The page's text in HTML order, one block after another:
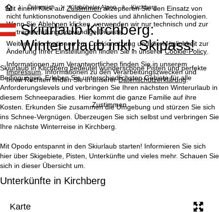
Mit einem Klick aufZustimmenakzeptieren Sie den Einsatz von
nicht funktionsnotwendigen Cookies und ähnlichen Technologien.
Wenn SieAblehnen klicken, verwenden wir nur technisch und zur
Vertragserfüllung notwendige Dienste.
Weitere Informationen zur Cookienutzung und die Möglichkeit zur
Änderung Ihrer Einstellungen finden Sie in unsererCookie-Policy.
Informationen zum Verantwortlichen finden Sie in unserem
Impressum. Informationen zu den Verarbeitungszwecken und
Ihren Rechten finden Sie in unsererDatenschutzerklärung.
Zustimmen
S
t
a
r
t
s
e
i
t
Österreich Kitzbüheler Alpen Kirchberg
Skiurlaub Kirchberg:
Winterurlaub inkl. Skipass!
Skiurlaub in Kirchberg bedeutet wunderschöne Pisten und perfekte
Bedingungen. Erleben Sie unterschiedlichsten Gebiete für alle
Anforderungslevels und verbringen Sie Ihren nächsten Winterurlaub in
diesem Schneeparadies. Hier kommt die ganze Familie auf ihre
Kosten. Erkunden Sie zusammen die Umgebung und stürzen Sie sich
ins Schnee-Vergnügen. Überzeugen Sie sich selbst und verbringen Sie
Ihre nächste Winterreise in Kirchberg.
Mit Opodo entspannt in den Skiurlaub starten! Informieren Sie sich
hier über Skigebiete, Pisten, Unterkünfte und vieles mehr. Schauen Sie
sich in dieser Übersicht um.
Unterkünfte in Kirchberg
Karte